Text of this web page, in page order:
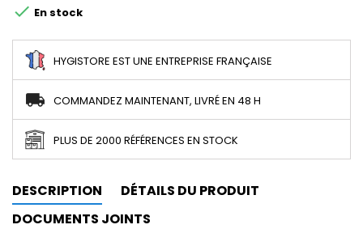
 En stock
HYGISTORE EST UNE ENTREPRISE FRANÇAISE
COMMANDEZ MAINTENANT, LIVRÉ EN 48 H
PLUS DE 2000 RÉFÉRENCES EN STOCK
DESCRIPTION
DÉTAILS DU PRODUIT
DOCUMENTS JOINTS